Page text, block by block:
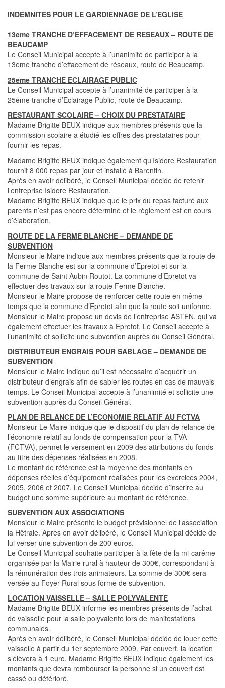
INDEMNITES POUR LE GARDIENNAGE DE L’EGLISE
13eme TRANCHE D’EFFACEMENT DE RESEAUX – ROUTE DE
BEAUCAMP
Le Conseil Municipal accepte à l’unanimité de participer à la
13eme tranche d’effacement de réseaux, route de Beaucamp.
25eme TRANCHE ECLAIRAGE PUBLIC
Le Conseil Municipal accepte à l’unanimité de participer à la
25eme tranche d’Eclairage Public, route de Beaucamp.
RESTAURANT SCOLAIRE – CHOIX DU PRESTATAIRE
Madame Brigitte BEUX indique aux membres présents que la
commission scolaire a étudié les offres des prestataires pour
fournir les repas.
Madame Brigitte BEUX indique également qu’Isidore Restauration
fournit 8 000 repas par jour et installé à Barentin.
Après en avoir délibéré, le Conseil Municipal décide de retenir
l’entreprise Isidore Restauration.
Madame Brigitte BEUX indique que le prix du repas facturé aux
parents n’est pas encore déterminé et le règlement est en cours
d’élaboration.
ROUTE DE LA FERME BLANCHE – DEMANDE DE
SUBVENTION
Monsieur le Maire indique aux membres présents que la route de
la Ferme Blanche est sur la commune d’Epretot et sur la
commune de Saint Aubin Routot. La commune d’Epretot va
effectuer des travaux sur la route Ferme Blanche.
Monsieur le Maire propose de renforcer cette route en même
temps que la commune d’Epretot afin que la route soit uniforme.
Monsieur le Maire propose un devis de l’entreprise ASTEN, qui va
également effectuer les travaux à Epretot. Le Conseil accepte à
l’unanimité et sollicite une subvention auprès du Conseil Général.
DISTRIBUTEUR ENGRAIS POUR SABLAGE – DEMANDE DE
SUBVENTION
Monsieur le Maire indique qu’il est nécessaire d’acquérir un
distributeur d’engrais afin de sabler les routes en cas de mauvais
temps. Le Conseil Municipal accepte à l’unanimité et sollicite une
subvention auprès du Conseil Général.
PLAN DE RELANCE DE L’ECONOMIE RELATIF AU FCTVA
Monsieur Le Maire indique que le dispositif du plan de relance de
l’économie relatif au fonds de compensation pour la TVA
(FCTVA), permet le versement en 2009 des attributions du fonds
au titre des dépenses réalisées en 2008.
Le montant de référence est la moyenne des montants en
dépenses réelles d’équipement réalisées pour les exercices 2004,
2005, 2006 et 2007. Le Conseil Municipal décide d’inscrire au
budget une somme supérieure au montant de référence.
SUBVENTION AUX ASSOCIATIONS
Monsieur le Maire présente le budget prévisionnel de l’association
la Hêtraie. Après en avoir délibéré, le Conseil Municipal décide de
lui verser une subvention de 200 euros.
Le Conseil Municipal souhaite participer à la fête de la mi-carême
organisée par la Mairie rural à hauteur de 300€, correspondant à
la rémunération des trois animateurs. La somme de 300€ sera
versée au Foyer Rural sous forme de subvention.
LOCATION VAISSELLE – SALLE POLYVALENTE
Madame Brigitte BEUX informe les membres présents de l’achat
de vaisselle pour la salle polyvalente lors de manifestations
communales.
Après en avoir délibéré, le Conseil Municipal décide de louer cette
vaisselle à partir du 1er septembre 2009. Par couvert, la location
s’élèvera à 1 euro. Madame Brigitte BEUX indique également les
montants que devra rembourser la personne si un couvert est
cassé ou détérioré.